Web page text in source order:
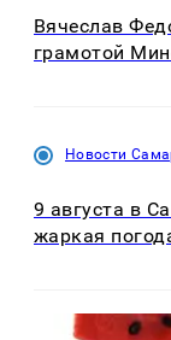
Вячеслав
грамотой
Новости
9 августа в
жаркая